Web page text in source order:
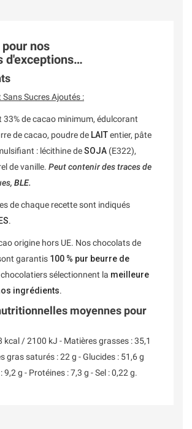
nos
d'exceptions…
Sucres Ajoutés :
33% de cacao minimum, édulcorant
de cacao, poudre de LAITentier, pâte
: lécithine deSOJA (E322),
de vanille. Peut contenir des traces de
BLE.
de chaque recette sont indiqués
.
origine hors UE. Nos chocolats de
garantis 100 % pur beurre de
sélectionnent la meilleure
ingrédients.
moyennes pour
kcal / 2100 kJ - Matières grasses : 35,1
gras saturés : 22 g - Glucides : 51,6 g
g - Protéines : 7,3 g - Sel : 0,22 g.